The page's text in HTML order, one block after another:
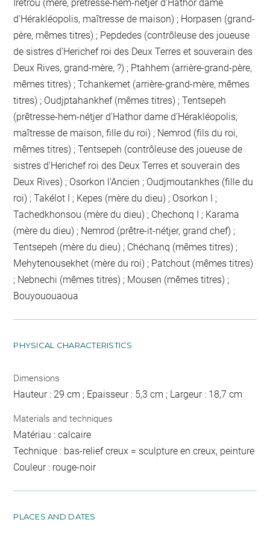
Iretrou (mère, prêtresse-hem-nétjer d'Hathor dame
d'Hérakléopolis, maîtresse de maison) ; Horpasen (grand-
père, mêmes titres) ; Pepdedes (contrôleuse des joueuse
de sistres d'Herichef roi des Deux Terres et souverain des
Deux Rives, grand-mère, ?) ; Ptahhem (arrière-grand-père,
mêmes titres) ; Tchankemet (arrière-grand-mère, mêmes
titres) ; Oudjptahankhef (mêmes titres) ; Tentsepeh
(prêtresse-hem-nétjer d'Hathor dame d'Hérakléopolis,
maîtresse de maison, fille du roi) ; Nemrod (fils du roi,
mêmes titres) ; Tentsepeh (contrôleuse des joueuse de
sistres d'Herichef roi des Deux Terres et souverain des
Deux Rives) ; Osorkon l'Ancien ; Oudjmoutankhes (fille du
roi) ; Takélot I ; Kepes (mère du dieu) ; Osorkon I ;
Tachedkhonsou (mère du dieu) ; Chechonq I ; Karama
(mère du dieu) ; Nemrod (prêtre-it-nétjer, grand chef) ;
Tentsepeh (mère du dieu) ; Chéchanq (mêmes titres) ;
Mehytenousekhet (mère du roi) ; Patchout (mêmes titres)
; Nebnechi (mêmes titres) ; Mousen (mêmes titres) ;
Bouyououaoua
PHYSICAL CHARACTERISTICS
Dimensions
Hauteur : 29 cm ; Epaisseur : 5,3 cm ; Largeur : 18,7 cm
Materials and techniques
Matériau : calcaire
Technique : bas-relief creux = sculpture en creux, peinture
Couleur : rouge-noir
PLACES AND DATES